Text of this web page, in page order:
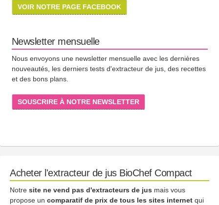
VOIR NOTRE PAGE FACEBOOK
Newsletter mensuelle
Nous envoyons une newsletter mensuelle avec les dernières
nouveautés, les derniers tests d'extracteur de jus, des recettes
et des bons plans.
SOUSCRIRE À NOTRE NEWSLETTER
Acheter l'extracteur de jus BioChef Compact
Notre site ne vend pas d'extracteurs de jus mais vous
propose un comparatif de prix de tous les sites internet qui